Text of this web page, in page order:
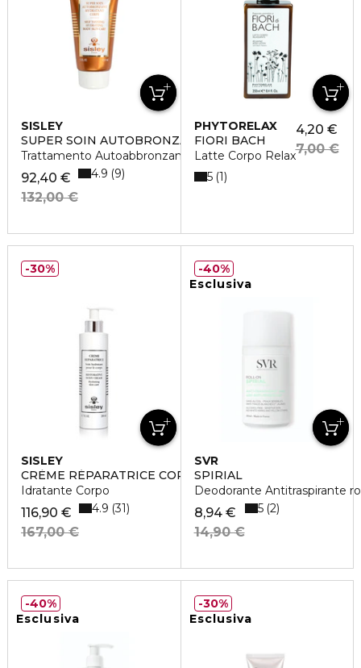
SISLEY
SUPER SOIN AUTOBRONZANT HYDRATANT CORPS
Trattamento Autoabbronzante Idratante Corpo
92,40 €
132,00 €
4.9 9
PHYTORELAX
FIORI BACH
Latte Corpo Relax
4,20 €
7,00 €
5 1
SISLEY
CRÈME RÉPARATRICE CORPS
Idratante Corpo
116,90 €
167,00 €
4.9 31
30%
Esclusiva
SVR
SPIRIAL
Deodorante Antitraspirante
8,94 €
14,90 €
5 2
40%
Esclusiva
40%
Esclusiva
30%